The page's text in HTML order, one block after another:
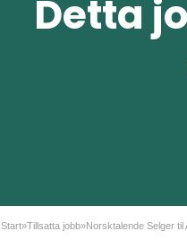
Detta
Start»Tillsatta jobb»Norsktalende Selger til